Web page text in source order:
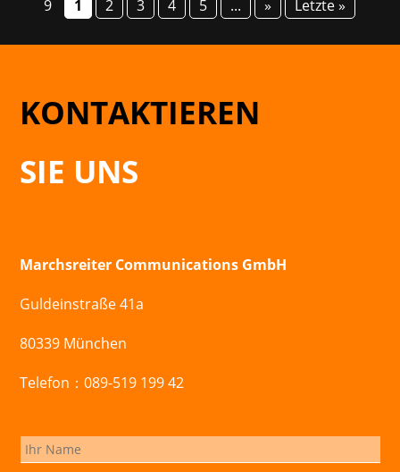
9
1 2 3 4 5 ... » Letzte »
KONTAKTIEREN
SIE UNS
Marchsreiter Communications GmbH
Guldeinstraße 41a
80339 München
Telefon：089-519 199 42